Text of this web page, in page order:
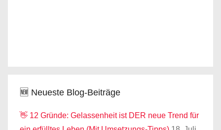
🆕 Neueste Blog-Beiträge
👋 12 Gründe: Gelassenheit ist DER neue Trend für